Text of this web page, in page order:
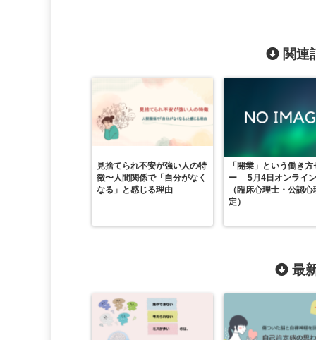
関連
見捨てられ不安が強い人の特
徴〜人間関係で「自分がなく
なる」と感じる理由
「開業」という働き
ー 5月4日オンライ
（臨床心理士・公認
定）
最